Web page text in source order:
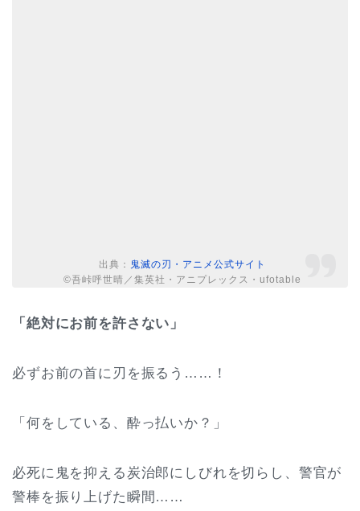
出典： 鬼滅の刃・アニメ公式サイト
©吾峠呼世晴／集英社・アニプレックス・ufotable
「絶対にお前を許さない」
必ずお前の首に刃を振るう……！
「何をしている、酔っ払いか？」
必死に鬼を抑える炭治郎にしびれを切らし、警官が
警棒を振り上げた瞬間……